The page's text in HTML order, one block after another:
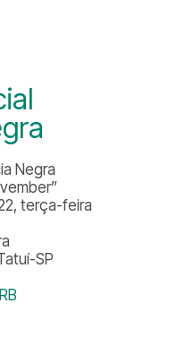
Negra
terça-feira
SP